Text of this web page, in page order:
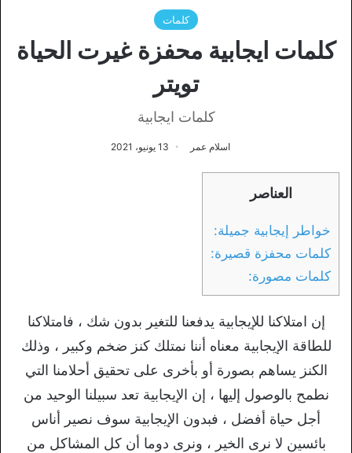
كلمات
كلمات ايجابية محفزة غيرت الحياة
تويتر
كلمات ايجابية
اسلام عمر 13 يونيو، 2021
العناصر
خواطر إيجابية جميلة:
كلمات محفزة قصيرة:
كلمات مصورة:
إن امتلاكنا للإيجابية يدفعنا للتغير بدون شك ، فامتلاكنا
للطاقة الإيجابية معناه أننا نمتلك كنز ضخم وكبير ، وذلك
الكنز يساهم بصورة أو بأخرى على تحقيق أحلامنا التي
نطمح بالوصول إليها ، إن الإيجابية تعد سبيلنا الوحيد من
أجل حياة أفضل ، فبدون الإيجابية سوف نصير أناس
بائسين لا نرى الخير ، ونرى دوما أن كل المشاكل من